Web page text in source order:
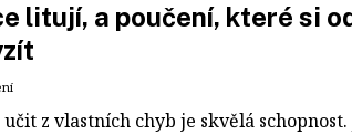
litují, a poučení, které si
učit z vlastních chyb je skvělá schopnost.